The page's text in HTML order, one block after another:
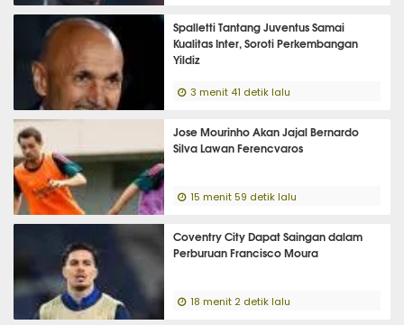
Spalletti Tantang Juventus Samai
Kualitas Inter, Soroti Perkembangan
Yildiz
3 menit 41 detik lalu
Jose Mourinho Akan Jajal Bernardo
Silva Lawan Ferencvaros
15 menit 59 detik lalu
Coventry City Dapat Saingan dalam
Perburuan Francisco Moura
18 menit 2 detik lalu